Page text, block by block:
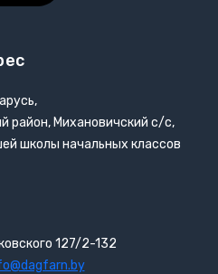
район, Михановичский с/с,
школы начальных классов
127/2-132